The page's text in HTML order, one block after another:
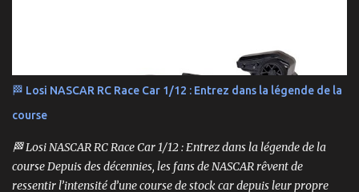
🏁 Losi NASCAR RC Race Car 1/12 : Entrez dans la légende de la
course
🏁 Losi NASCAR RC Race Car 1/12 : Entrez dans la légende de la
course Depuis des décennies, les fans de NASCAR rêvent de
ressentir l’intensité d’une course de stock car depuis leur propre